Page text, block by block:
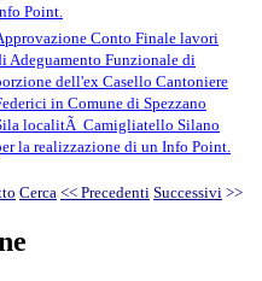
Point.
Conto Finale lavori
Adeguamento Funzionale di
dell'ex Casello Cantoniere
in Comune di Spezzano
localitÃ Camigliatello Silano
la realizzazione di un Info Point.
Cerca << Precedenti Successivi >>